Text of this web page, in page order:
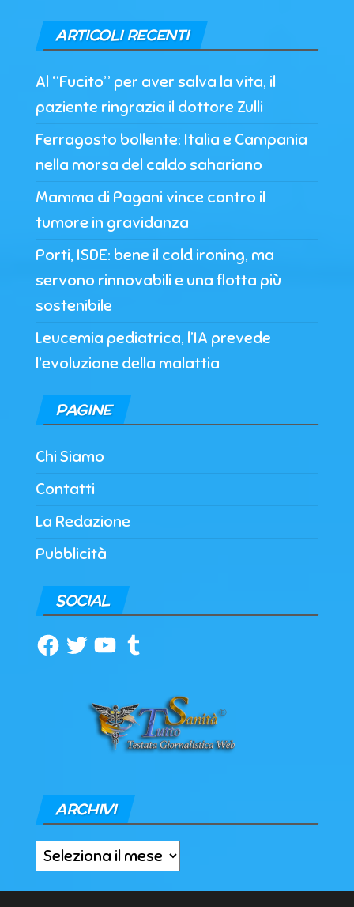
ARTICOLI RECENTI
Al “Fucito” per aver salva la vita, il
paziente ringrazia il dottore Zulli
Ferragosto bollente: Italia e Campania
nella morsa del caldo sahariano
Mamma di Pagani vince contro il
tumore in gravidanza
Porti, ISDE: bene il cold ironing, ma
servono rinnovabili e una flotta più
sostenibile
Leucemia pediatrica, l’IA prevede
l’evoluzione della malattia
PAGINE
Chi Siamo
Contatti
La Redazione
Pubblicità
SOCIAL
Facebook
TwitterYouTubeTumblr
ARCHIVI
Archivi